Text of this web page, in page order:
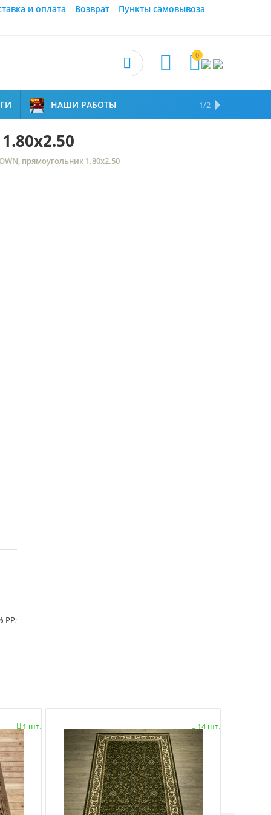
и оплата Возврат
Пункты самовывоза
0



НАШИ РАБОТЫ НАМ ДОВЕРЯЮТ
1/2
прямоугольник 1.80x2.50
PP;
1 шт.
 14 шт.
